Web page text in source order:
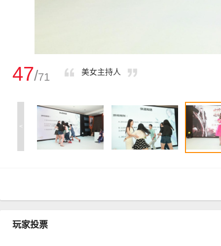
47/71 美女主持人
<
玩家投票